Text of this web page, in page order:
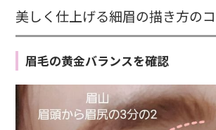
美しく仕上げる細眉の描き方の
眉毛の黄金バランスを確認